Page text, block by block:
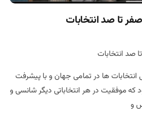
تا صد انتخابات
صد انتخابات
انتخابات ها در تمامی جهان و با پیشرفت
که موفقیت در هر انتخاباتی دیگر شانسی و
و